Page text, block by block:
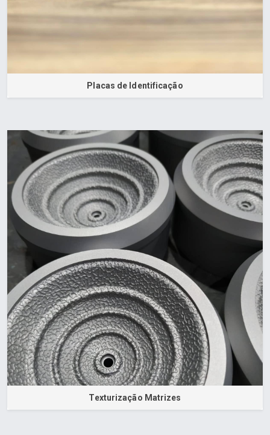
Placas de Identificação
Texturização Matrizes